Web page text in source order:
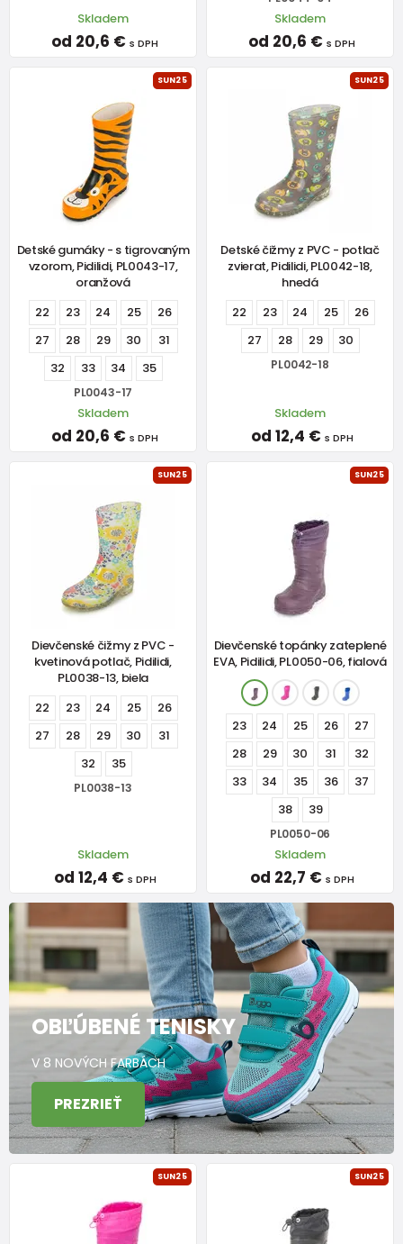
Skladem
od 20,6 € s DPH
Skladem
od 20,6 € s DPH
SUN25
Detské gumáky - s tigrovaným
vzorom, Pidilidi, PL0043-17,
oranžová
22
23 24 25
26
27
28 29 30
31
32
33 34 35
PL0043-17
Skladem
od 20,6 € s DPH
SUN25
Detské čižmy z PVC - potlač
zvierat, Pidilidi, PL0042-18,
hnedá
22
23 24 25
26
27
28 29 30
PL0042-18
Skladem
od 12,4 € s DPH
SUN25
Dievčenské čižmy z PVC -
kvetinová potlač, Pidilidi,
PL0038-13, biela
22
23 24 25
26
27
28 29 30
31
32
35
PL0038-13
Skladem
od 12,4 € s DPH
SUN25
Dievčenské topánky zateplené
EVA, Pidilidi, PL0050-06, fialová
23 24 25 26
27
28
29 30 31
32
33
34 35 36
37
38
39
PL0050-06
Skladem
od 22,7 € s DPH
OBĽÚBENÉ TENISKY
V 8 NOVÝCH FARBÁCH
PREZRIEŤ
SUN25 SUN25